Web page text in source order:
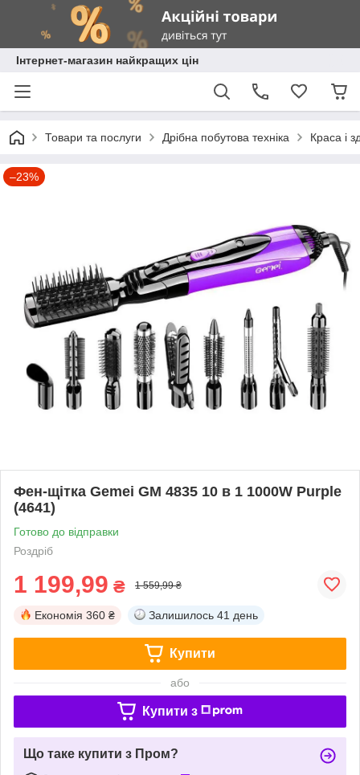
Інтернет-магазин найкращих цін
Товари та послуги Дрібна побутова техніка Краса і
–23%
Фен-щітка Gemei GM 4835 10 в 1 1000W Purple
(4641)
Готово до відправки
Роздріб
1 199,99 ₴ 1 559,99 ₴
Економія 360 ₴ Залишилось 41 день
Купити
або
Купити з
Що таке купити з Пром?